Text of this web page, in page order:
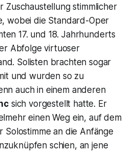
Zuschaustellung stimmlicher
wobei die Standard-Oper
17. und 18. Jahrhunderts
Abfolge virtuoser
Solisten brachten sogar
und wurden so zu
auch in einem anderen
sich vorgestellt hatte. Er
einen Weg ein, auf dem
Solostimme an die Anfänge
schien, an jene